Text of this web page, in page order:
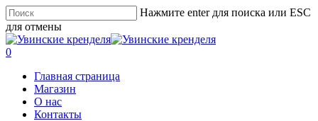
Skip
to
main
content
Нажмите enter для поиска или ESC
для отмены
Close
Search
account
0
Главная страница
Магазин
О нас
Контакты